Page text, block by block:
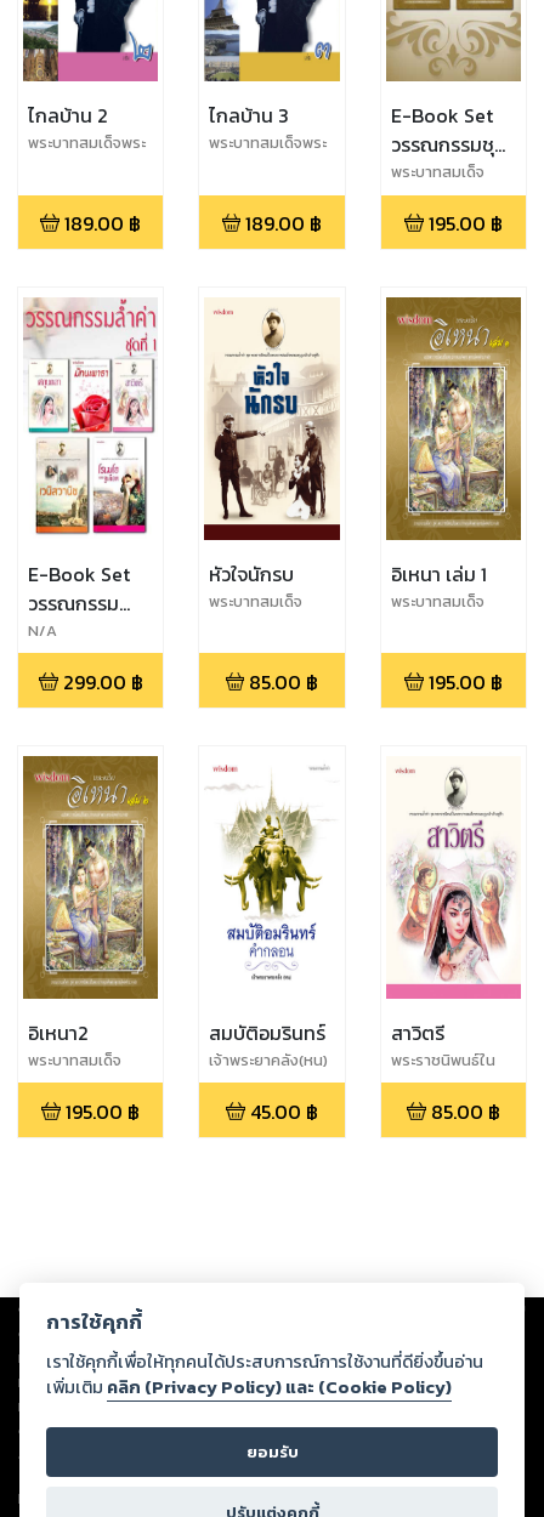
ไกลบ้าน 2
พระบาทสมเด็จพระ
หัว
189.00 ฿
ไกลบ้าน 3
พระบาทสมเด็จพระ
หัว
189.00 ฿
E-Book Set
วรรณกรรมชุด
อิเหนา
พระบาทสมเด็จ
พระมงกุฎเกล้าเจ้า
อยู่หัว 195.00 ฿
E-Book Set
วรรณกรรม
ล้ำค่า ชุดที่ 1
N/A
299.00 ฿
หัวใจนักรบ
พระบาทสมเด็จ
อยู่หัว
85.00 ฿
อิเหนา เล่ม 1
พระบาทสมเด็จ
อยู่หัว
195.00 ฿
อิเหนา2
พระบาทสมเด็จ
พระมงกุฎเกล้าเจ้า
อยู่หัว 195.00 ฿
สมบัติอมรินทร์
เจ้าพระยาคลัง(หน)
45.00 ฿
สาวิตรี
พระราชนิพนธ์ใน
รัชกาลที่ 6
85.00 ฿
Copyright © 2026
ต่อผลงานหรือเนื้อหาใดที่อัปโหลดผ่านเว็บไซต์และปรากฏว่าละเมิดสิทธิใน
ทรัพย์สินทางปัญญาของบุคคลอื่นหรือขัดต่อกฎหมายและศีลธรรม ดังนั้น ผู้อ่าน
ทุกท่านโปรดใช้วิจารณญาณในการกลั่นกรองด้วยตนเอง และหากท่านพบว่าส่วน
หนึ่งส่วนใดขัดต่อกฎหมายและศีลธรรม กรุณาแจ้งมายังบริษัท เพื่อทีมงานจะได้
ดำเนินการในทันที ทั้งนี้ ทางสตอรี่ล็อกขอสงวนลิขสิทธิ์ตามพระราชบัญญัติ
ลิขสิทธิ์ พ.ศ. 2537 (ฉบับล่าสุด)
For support: member@ookbee.com
การใช้คุกกี้
เราใช้คุกกี้เพื่อให้ทุกคนได้ประสบการณ์การใช้งานที่ดียิ่งขึ้นอ่าน
เพิ่มเติม คลิก (Privacy Policy) และ (Cookie Policy)
ยอมรับ
ปรับแต่งคุกกี้